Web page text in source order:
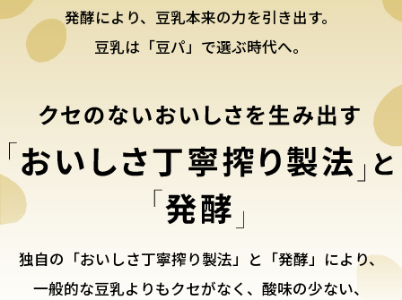
発酵により、豆乳本来の力を引き出す。
豆乳は「豆パ」で選ぶ時代へ。
独自の「おいしさ丁寧搾り製法」と「発酵」により、
⼀般的な⾖乳よりもクセがなく、酸味の少ない、